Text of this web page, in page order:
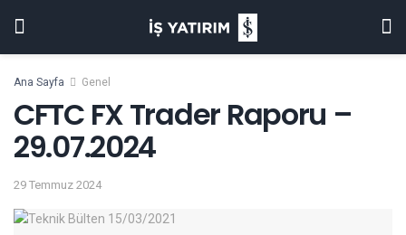
Ana Sayfa Genel
CFTC FX Trader Raporu –
29.07.2024
29 Temmuz 2024